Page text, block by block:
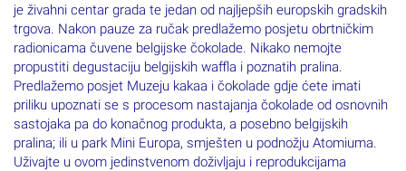
je živahni centar grada te jedan od najljepših europskih gradskih
trgova. Nakon pauze za ručak predlažemo posjetu obrtničkim
radionicama čuvene belgijske čokolade. Nikako nemojte
propustiti degustaciju belgijskih waffla i poznatih pralina.
Predlažemo posjet Muzeju kakaa i čokolade gdje ćete imati
priliku upoznati se s procesom nastajanja čokolade od osnovnih
sastojaka pa do konačnog produkta, a posebno belgijskih
pralina; ili u park Mini Europa, smješten u podnožju Atomiuma.
Uživajte u ovom jedinstvenom doživljaju i reprodukcijama